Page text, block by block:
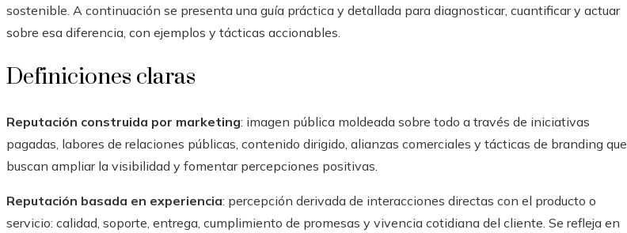
sostenible. A continuación se presenta una guía práctica y detallada para diagnosticar, cuantificar y actuar
sobre esa diferencia, con ejemplos y tácticas accionables.
Definiciones claras
Reputación construida por marketing: imagen pública moldeada sobre todo a través de iniciativas
pagadas, labores de relaciones públicas, contenido dirigido, alianzas comerciales y tácticas de branding que
buscan ampliar la visibilidad y fomentar percepciones positivas.
Reputación basada en experiencia: percepción derivada de interacciones directas con el producto o
servicio: calidad, soporte, entrega, cumplimiento de promesas y vivencia cotidiana del cliente. Se refleja en